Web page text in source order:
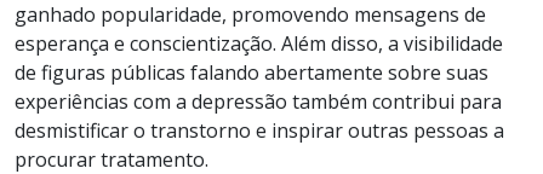
ganhado popularidade, promovendo mensagens de
esperança e conscientização. Além disso, a visibilidade
de figuras públicas falando abertamente sobre suas
experiências com a depressão também contribui para
desmistificar o transtorno e inspirar outras pessoas a
procurar tratamento.